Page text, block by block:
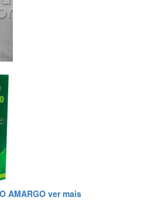
AMARGO ver mais